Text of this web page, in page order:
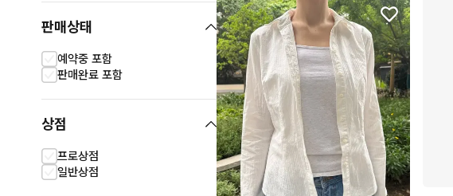
판매상태
예약중 포함
판매완료 포함
상점
프로상점
일반상점